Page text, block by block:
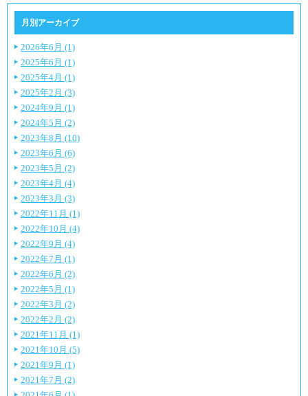
月別アーカイブ
2026年6月 (1)
2025年6月 (1)
2025年4月 (1)
2025年2月 (3)
2024年9月 (1)
2024年5月 (2)
2023年8月 (10)
2023年6月 (6)
2023年5月 (2)
2023年4月 (4)
2023年3月 (3)
2022年11月 (1)
2022年10月 (4)
2022年9月 (4)
2022年7月 (1)
2022年6月 (2)
2022年5月 (1)
2022年3月 (2)
2022年2月 (2)
2021年11月 (1)
2021年10月 (5)
2021年9月 (1)
2021年7月 (2)